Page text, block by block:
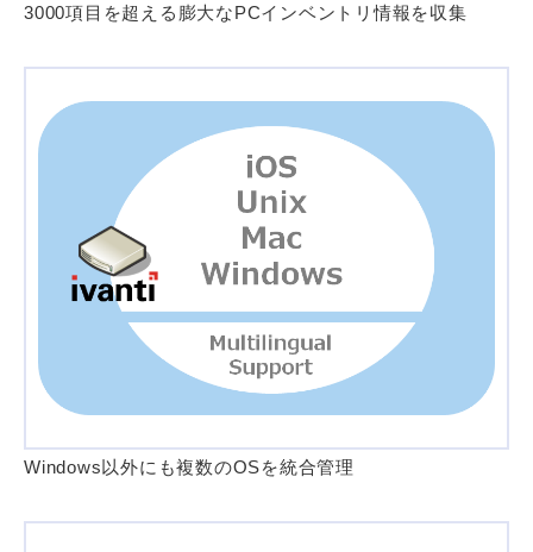
3000項目を超える膨大なPCインベントリ情報を収集
Windows以外にも複数のOSを統合管理